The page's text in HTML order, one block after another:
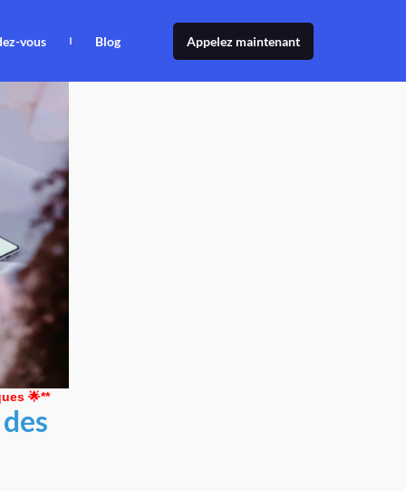
vous Blog Appelez maintenant
🌟**